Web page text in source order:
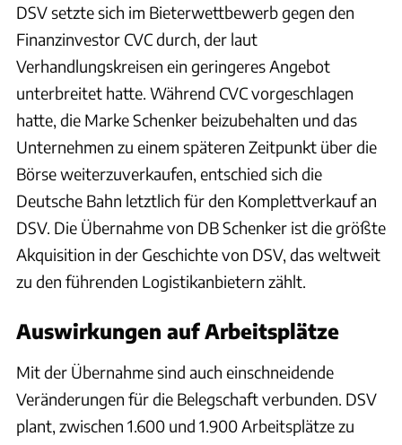
DSV setzte sich im Bieterwettbewerb gegen den
Finanzinvestor CVC durch, der laut
Verhandlungskreisen ein geringeres Angebot
unterbreitet hatte. Während CVC vorgeschlagen
hatte, die Marke Schenker beizubehalten und das
Unternehmen zu einem späteren Zeitpunkt über die
Börse weiterzuverkaufen, entschied sich die
Deutsche Bahn letztlich für den Komplettverkauf an
DSV. Die Übernahme von DB Schenker ist die größte
Akquisition in der Geschichte von DSV, das weltweit
zu den führenden Logistikanbietern zählt.
Auswirkungen auf Arbeitsplätze
Mit der Übernahme sind auch einschneidende
Veränderungen für die Belegschaft verbunden. DSV
plant, zwischen 1.600 und 1.900 Arbeitsplätze zu